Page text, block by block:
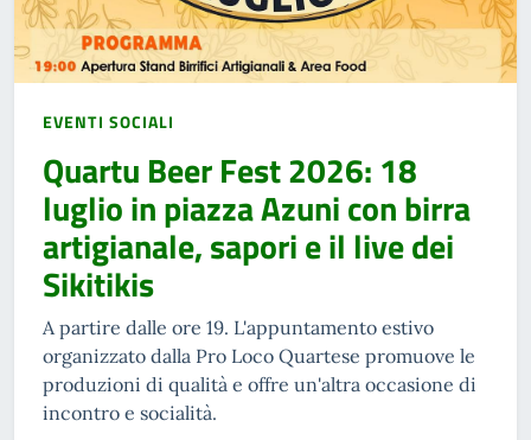
EVENTI SOCIALI
Quartu Beer Fest 2026: 18
luglio in piazza Azuni con birra
artigianale, sapori e il live dei
Sikitikis
A partire dalle ore 19. L'appuntamento estivo
organizzato dalla Pro Loco Quartese promuove le
produzioni di qualità e offre un'altra occasione di
incontro e socialità.